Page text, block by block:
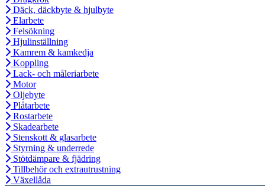
Däck, däckbyte & hjulbyte
Elarbete
Felsökning
Hjulinställning
Kamrem & kamkedja
Koppling
Lack- och måleriarbete
Motor
Oljebyte
Plåtarbete
Rostarbete
Skadearbete
Stenskott & glasarbete
Styrning & underrede
Stötdämpare & fjädring
Tillbehör och extrautrustning
Växellåda